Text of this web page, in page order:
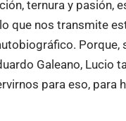
ternura y pasión,
que nos transmite
Porque,
Galeano, Lucio
para eso, para